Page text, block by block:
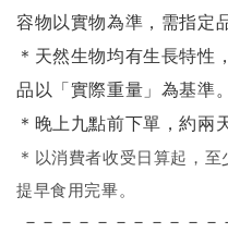
容物以實物為準，需指定
＊天然生物均有生長特性
品以「實際重量」為基準。
＊晚上九點前下單，約兩
＊ 以消費者收受日算起，
提早食用完畢。
－－－－－－－－－－－